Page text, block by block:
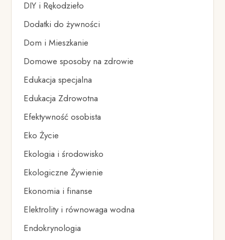
DIY i Rękodzieło
Dodatki do żywności
Dom i Mieszkanie
Domowe sposoby na zdrowie
Edukacja specjalna
Edukacja Zdrowotna
Efektywność osobista
Eko Życie
Ekologia i środowisko
Ekologiczne Żywienie
Ekonomia i finanse
Elektrolity i równowaga wodna
Endokrynologia